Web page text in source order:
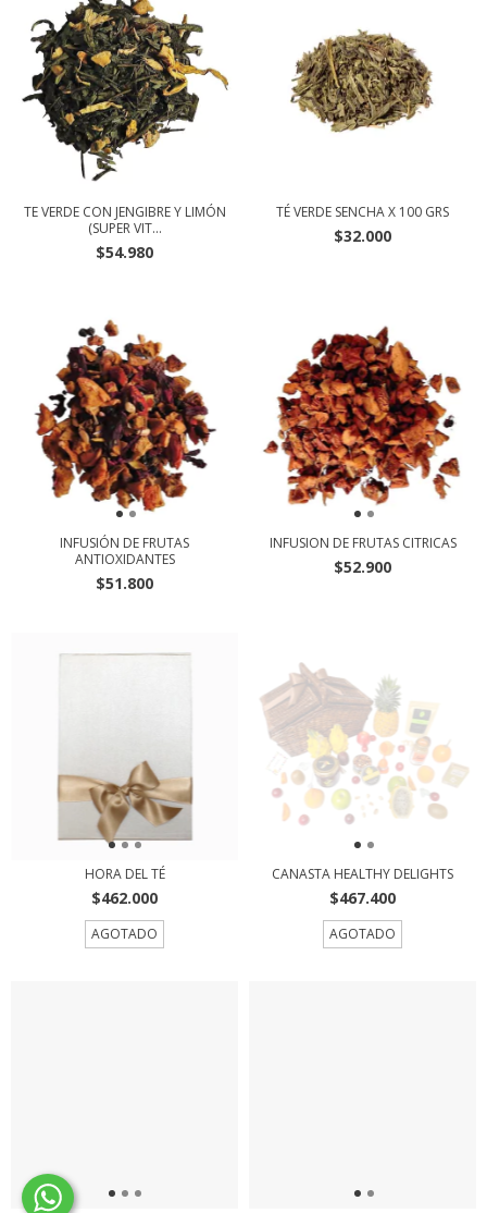
TE VERDE CON JENGIBRE Y LIMÓN
(SUPER VIT...
$54.980
TÉ VERDE SENCHA X 100 GRS
$32.000
INFUSIÓN DE FRUTAS
ANTIOXIDANTES
$51.800
INFUSION DE FRUTAS CITRICAS
$52.900
HORA DEL TÉ
$462.000
AGOTADO
CANASTA HEALTHY DELIGHTS
$467.400
AGOTADO